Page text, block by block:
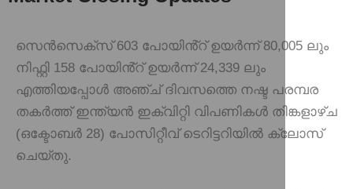
സെൻസെക്‌സ് 603 പോയിൻ്റ് ഉയർന്ന് 80,005 ലും
നിഫ്റ്റി 158 പോയിൻ്റ് ഉയർന്ന് 24,339 ലും
എത്തിയപ്പോൾ അഞ്ച് ദിവസത്തെ നഷ്ട പരമ്പര
തകർത്ത് ഇന്ത്യൻ ഇക്വിറ്റി വിപണികൾ തിങ്കളാഴ്ച
(ഒക്ടോബർ 28) പോസിറ്റീവ് ടെറിട്ടറിയിൽ ക്ലോസ്
ചെയ്തു.